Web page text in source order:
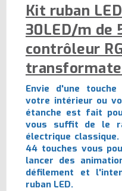
Kit ruban
30LED/m de
contrôleur
Envie d'une
votre intérieur ou
étanche est fait
vous suffit de le
électrique
44 touches vous
lancer des
défilement et
ruban LED.